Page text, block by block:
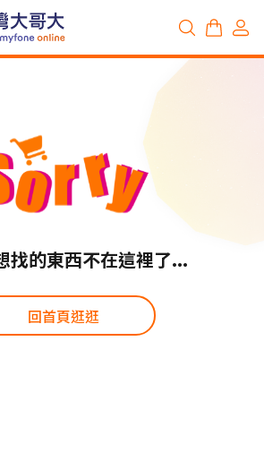
找的東西不在這裡了...
回首頁逛逛